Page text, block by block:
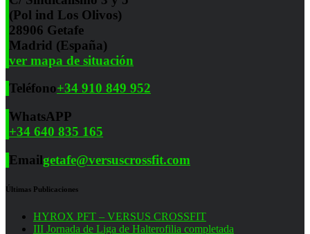
(Pol ind Los Olivos)
28906 Getafe
Madrid (España)
ver mapa de situación
Teléfono+34 910 849 952
WhatsAPP
+34 640 835 165
Emailgetafe@versuscrossfit.com
Últimas Publicaciones
HYROX PFT – VERSUS CROSSFIT
III Jornada de Liga de Halterofilia completada